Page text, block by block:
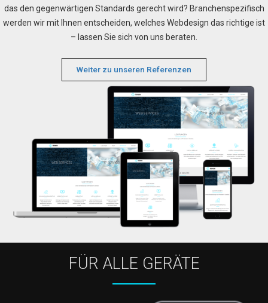
das den gegenwärtigen Standards gerecht wird? Branchenspezifisch
werden wir mit Ihnen entscheiden, welches Webdesign das richtige ist
– lassen Sie sich von uns beraten.
Weiter zu unseren Referenzen
FÜR ALLE GERÄTE